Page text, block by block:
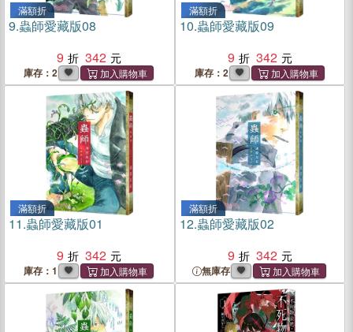
滿額折
9.蟲師愛藏版08
9
342
庫存：2
滿額折
10.蟲師愛藏版09
9
342
庫存：2
滿額折
11.蟲師愛藏版01
9
342
庫存：1
滿額折
12.蟲師愛藏版02
9
342
無庫存